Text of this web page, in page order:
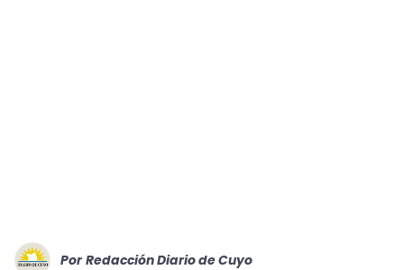
Por Redacción Diario de Cuyo